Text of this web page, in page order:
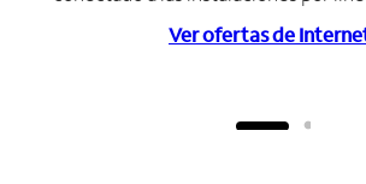
Ver ofertas de